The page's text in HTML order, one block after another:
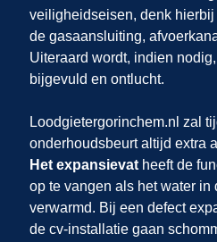
veiligheidseisen, denk
de gasaansluiting,
Uiteraard wordt, indien
bijgevuld en ontlucht.
Loodgietergorinchem.nl zal
onderhoudsbeurt altijd extra
Het expansievatheeft de
op te vangen als het water in
verwarmd. Bij een defect
de cv-installatie gaan